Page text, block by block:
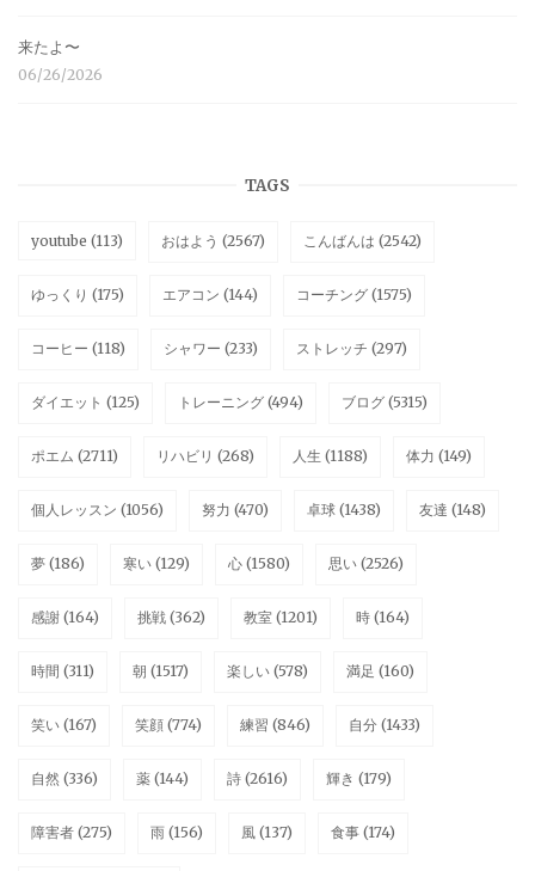
来たよ〜
06/26/2026
TAGS
youtube (113) おはよう (2567) こんばんは (2542)
ゆっくり (175) エアコン (144) コーチング (1575)
コーヒー (118) シャワー (233) ストレッチ (297)
ダイエット (125) トレーニング (494) ブログ (5315)
ポエム (2711) リハビリ (268) 人生 (1188) 体力 (149)
個人レッスン (1056) 努力 (470) 卓球 (1438) 友達 (148)
夢 (186) 寒い (129) 心 (1580) 思い (2526)
感謝 (164) 挑戦 (362) 教室 (1201) 時 (164)
時間 (311) 朝 (1517) 楽しい (578) 満足 (160)
笑い (167) 笑顔 (774) 練習 (846) 自分 (1433)
自然 (336) 薬 (144) 詩 (2616) 輝き (179)
障害者 (275) 雨 (156) 風 (137) 食事 (174)